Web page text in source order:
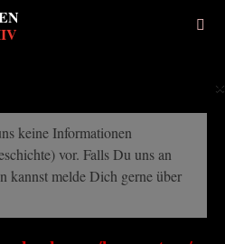
×
keine Informationen
vor. Falls Du uns an
kannst melde Dich gerne über